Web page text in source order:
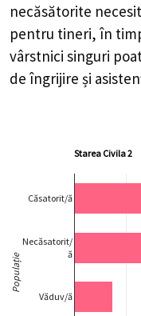
necăsătorite
pentru tineri, în
vârstnici singuri
de îngrijire și
Starea Civila 2
Căsatorit/ă
Necăsatorit/
ă
Văduv/ă
Populație